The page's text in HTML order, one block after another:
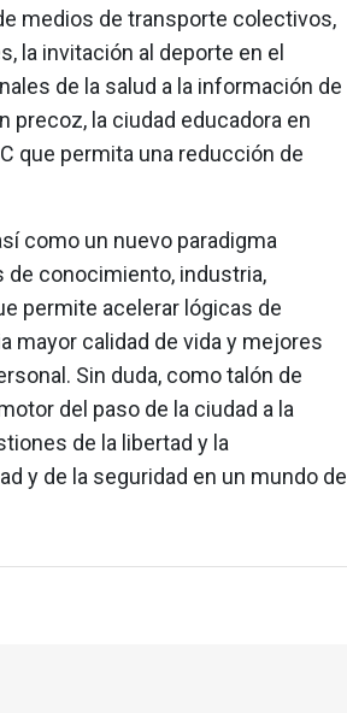
medios de transporte colectivos,
la invitación al deporte en el
de la salud a la información de
precoz, la ciudad educadora en
que permita una reducción de
como un nuevo paradigma
conocimiento, industria,
permite acelerar lógicas de
mayor calidad de vida y mejores
Sin duda, como talón de
del paso de la ciudad a la
de la libertad y la
y de la seguridad en un mundo de